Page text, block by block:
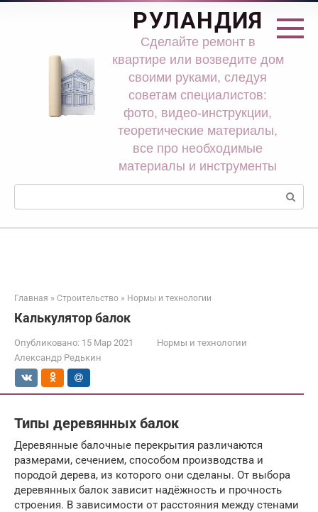
Перейти
РУЛАНДИЯ
Сделайте ремонт в
квартире или возведите дом
своими руками, следуя
советам специалистов:
фото, видео-инструкции,
теоретические материалы,
все про необходимые
материалы и инструменты
Поиск:
Главная » Строительство » Нормы и технологии
Калькулятор балок
Опубликовано: 15 Мар 2021
Нормы и технологии
Александр Редькин
Типы деревянных балок
Деревянные балочные перекрытия различаются
размерами, сечением, способом производства и
породой дерева, из которого они сделаны. От выбора
деревянных балок зависит надёжность и прочность
строения. В зависимости от расстояния между стенами